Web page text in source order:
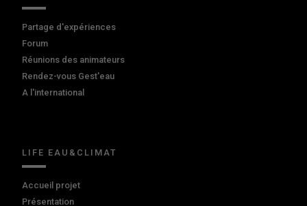
Partage d'expériences
Forum
Réunions des animateurs
Rendez-vous Gest'eau
A l'international
LIFE EAU&CLIMAT
Accueil projet
Présentation